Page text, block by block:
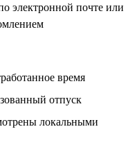
электронной почте или
время
отпуск
локальными